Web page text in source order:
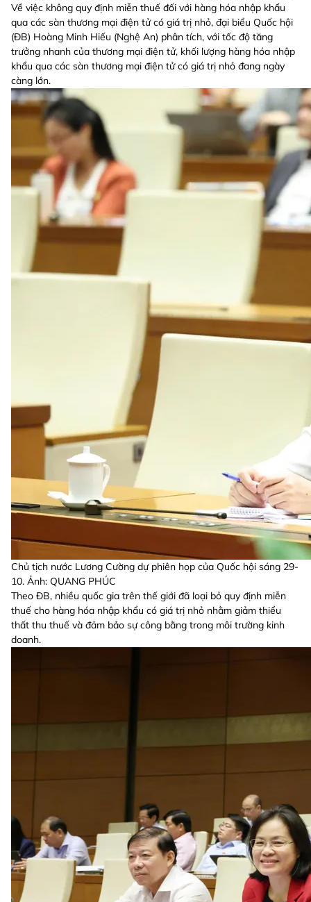
Về việc không quy định miễn thuế đối với hàng hóa nhập khẩu
qua các sàn thương mại điện tử có giá trị nhỏ, đại biểu Quốc hội
(ĐB) Hoàng Minh Hiếu (Nghệ An) phân tích, với tốc độ tăng
trưởng nhanh của thương mại điện tử, khối lượng hàng hóa nhập
khẩu qua các sàn thương mại điện tử có giá trị nhỏ đang ngày
càng lớn.
Chủ tịch nước Lương Cường dự phiên họp của Quốc hội sáng 29-
10. Ảnh: QUANG PHÚC
Theo ĐB, nhiều quốc gia trên thế giới đã loại bỏ quy định miễn
thuế cho hàng hóa nhập khẩu có giá trị nhỏ nhằm giảm thiểu
thất thu thuế và đảm bảo sự công bằng trong môi trường kinh
doanh.